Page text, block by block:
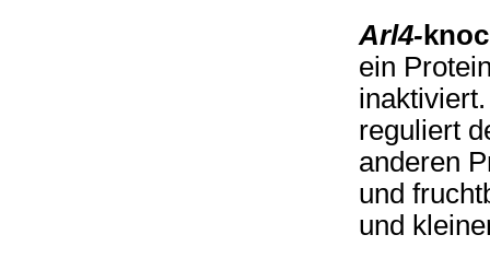
Arl4-
ein
reguliert
anderen
und
und